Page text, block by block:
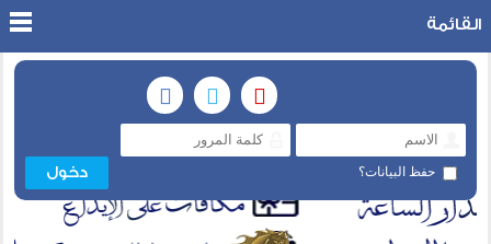
حفظ البيانات؟
القائمة